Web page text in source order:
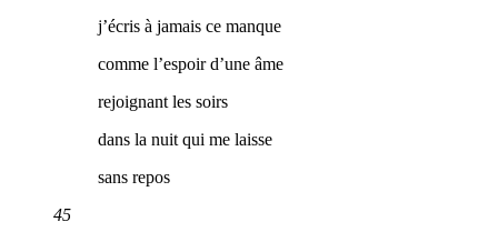
j’écris à jamais ce manque
comme l’espoir d’une âme
rejoignant les soirs
dans la nuit qui me laisse
sans repos
45